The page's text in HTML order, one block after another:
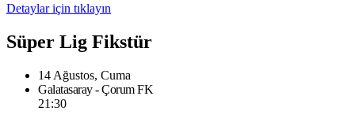
Detaylar için tıklayın
Süper Lig Fikstür
14 Ağustos, Cuma
Galatasaray - Çorum FK
21:30